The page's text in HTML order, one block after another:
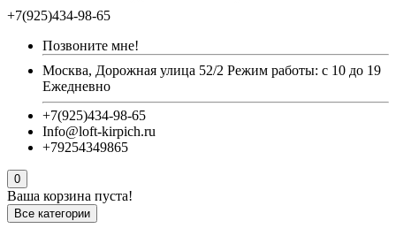
+7(925)434-98-65
Позвоните мне!
Москва, Дорожная улица 52/2 Режим работы: с 10 до 19
Ежедневно
+7(925)434-98-65
Info@loft-kirpich.ru
+79254349865
0
Ваша корзина пуста!
Все категории